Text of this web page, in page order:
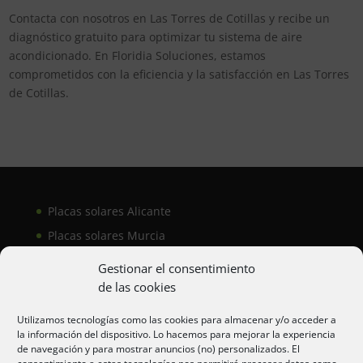
Gestionar el consentimiento
de las cookies
Utilizamos tecnologías como las cookies para almacenar y/o acceder a
la información del dispositivo. Lo hacemos para mejorar la experiencia
de navegación y para mostrar anuncios (no) personalizados. El
Contacta con nosotros en Las Torres de Cotillas y recibe un
diagnóstico gratuito para optimizar tu sistema de aire
acondicionado. En Floridia Soluciones, estamos
comprometidos con la eficiencia y la satisfacción en Las Torres
de Cotillas.
Placas solares Alicante
Placas solares Murcia
Aire acondicionado Alicante
Aire acondicionador Murcia